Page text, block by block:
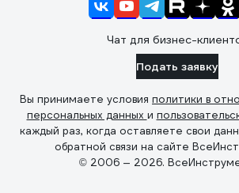
Чат для бизнес-
Подать заявку
Вы принимаете условия политики в
персональных данных и
каждый раз, когда оставляете свои
обратной связи на сайте
© 2006 — 2026.